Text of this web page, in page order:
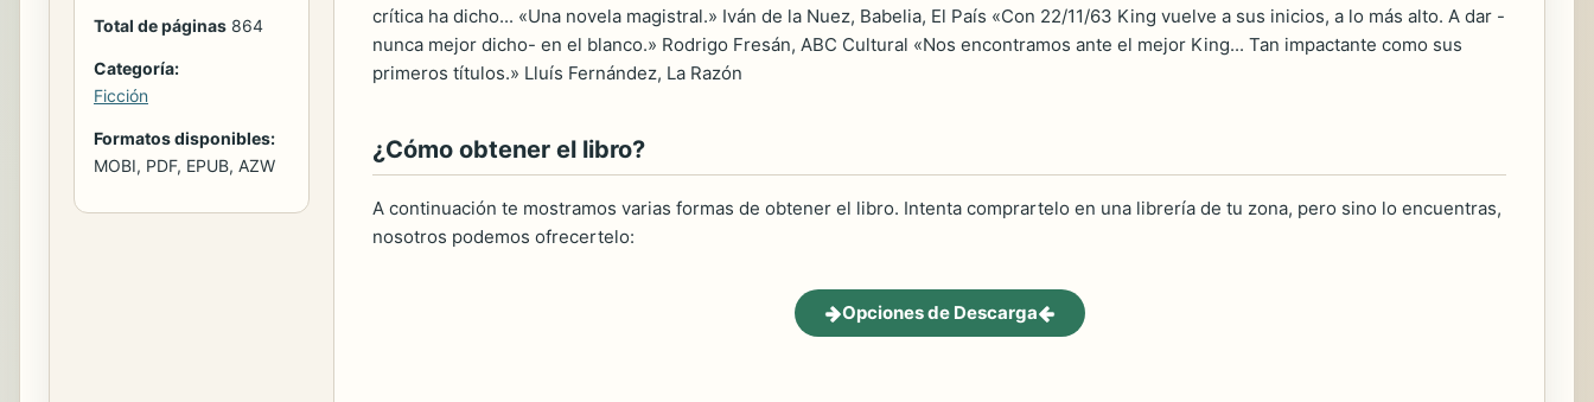
Total de páginas 864
Categoría:
Ficción
Formatos disponibles:
MOBI, PDF, EPUB, AZW
crítica ha dicho... «Una novela magistral.» Iván de la Nuez, Babelia, El País «Con 22/11/63 King vuelve a sus inicios, a lo más alto. A dar -
nunca mejor dicho- en el blanco.» Rodrigo Fresán, ABC Cultural «Nos encontramos ante el mejor King... Tan impactante como sus
primeros títulos.» Lluís Fernández, La Razón
¿Cómo obtener el libro?
A continuación te mostramos varias formas de obtener el libro. Intenta comprartelo en una librería de tu zona, pero sino lo encuentras,
nosotros podemos ofrecertelo:
Opciones de Descarga